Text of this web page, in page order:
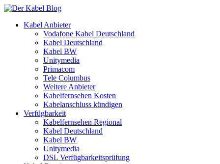
Kabel Anbieter
Vodafone Kabel Deutschland
Kabel Deutschland
Kabel BW
Unitymedia
Primacom
Tele Columbus
Weitere Anbieter
Kabelfernsehen Kosten
Kabelanschluss kündigen
Verfügbarkeit
Kabelfernsehen Regional
Kabel Deutschland
Kabel BW
Unitymedia
DSL Verfügbarkeitsprüfung